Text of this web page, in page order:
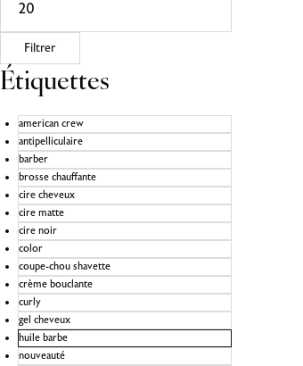
Filtrer
Étiquettes
american crew
antipelliculaire
barber
brosse chauffante
cire cheveux
cire matte
cire noir
color
coupe-chou shavette
crème bouclante
curly
gel cheveux
huile barbe
nouveauté